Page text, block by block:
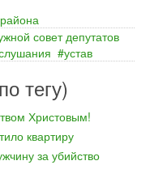
совет депутатов
устав
тегу)
Христовым!
квартиру
за убийство